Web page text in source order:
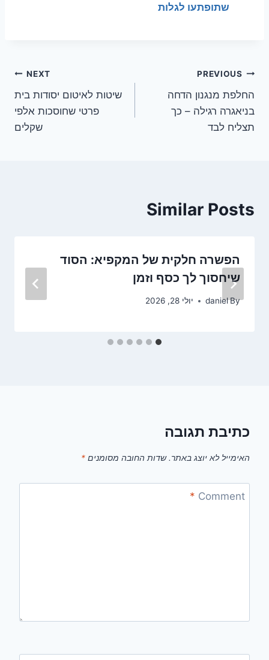
שתופתעו לגלות
ניווט
PREVIOUS
החלפת מנגנון הדחה
בניאגרה רגילה – כך
תצליח לבד
NEXT
שיטות לאיטום יסודות בית
פרטי שחוסכות אלפי
שקלים
Similar Posts
הפשרה חלקית של המקפיא: הסוד
שיחסוך לך כסף וזמן
By
daniel יולי 28, 2026
כתיבת תגובה
האימייל לא יוצג באתר. שדות החובה מסומנים *
Comment
*